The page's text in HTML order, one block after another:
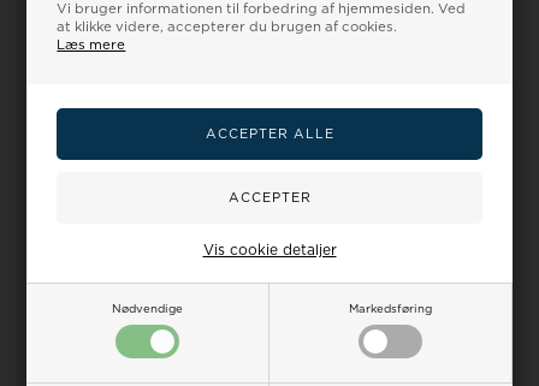
Vi bruger informationen til forbedring af hjemmesiden. Ved
at klikke videre, accepterer du brugen af cookies.
Læs mere
Nødvendige Markedsføring
Vis cookie detaljer
Levering
Retur/Ombytning
Kundeservice
CVR DK43277774